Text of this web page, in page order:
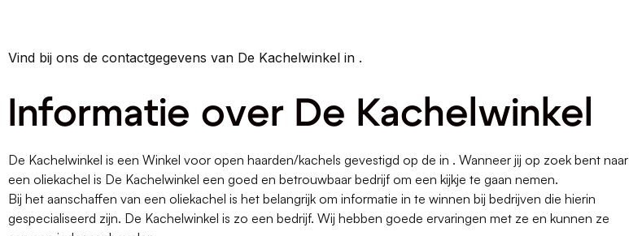
Vind bij ons de contactgegevens van De Kachelwinkel in .
Informatie over De Kachelwinkel
De Kachelwinkel is een Winkel voor open haarden/kachels gevestigd op de in . Wanneer jij op zoek bent naar
een oliekachel is De Kachelwinkel een goed en betrouwbaar bedrijf om een kijkje te gaan nemen.
Bij het aanschaffen van een oliekachel is het belangrijk om informatie in te winnen bij bedrijven die hierin
gespecialiseerd zijn. De Kachelwinkel is zo een bedrijf. Wij hebben goede ervaringen met ze en kunnen ze